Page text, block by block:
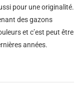
pour une originalité.
des gazons
et c’est peut être
années.